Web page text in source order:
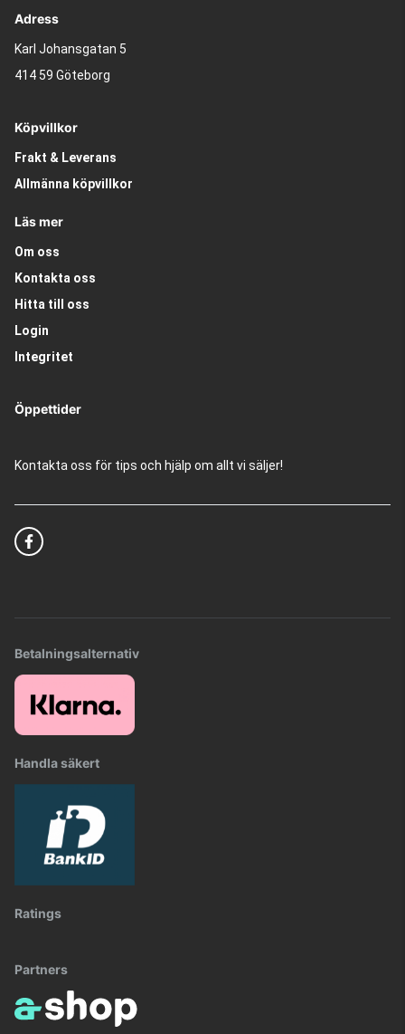
Adress
Karl Johansgatan 5
414 59 Göteborg
Köpvillkor
Frakt & Leverans
Allmänna köpvillkor
Läs mer
Om oss
Kontakta oss
Hitta till oss
Login
Integritet
Öppettider
Kontakta oss för tips och hjälp om allt vi säljer!
Betalningsalternativ
Handla säkert
Ratings
Partners